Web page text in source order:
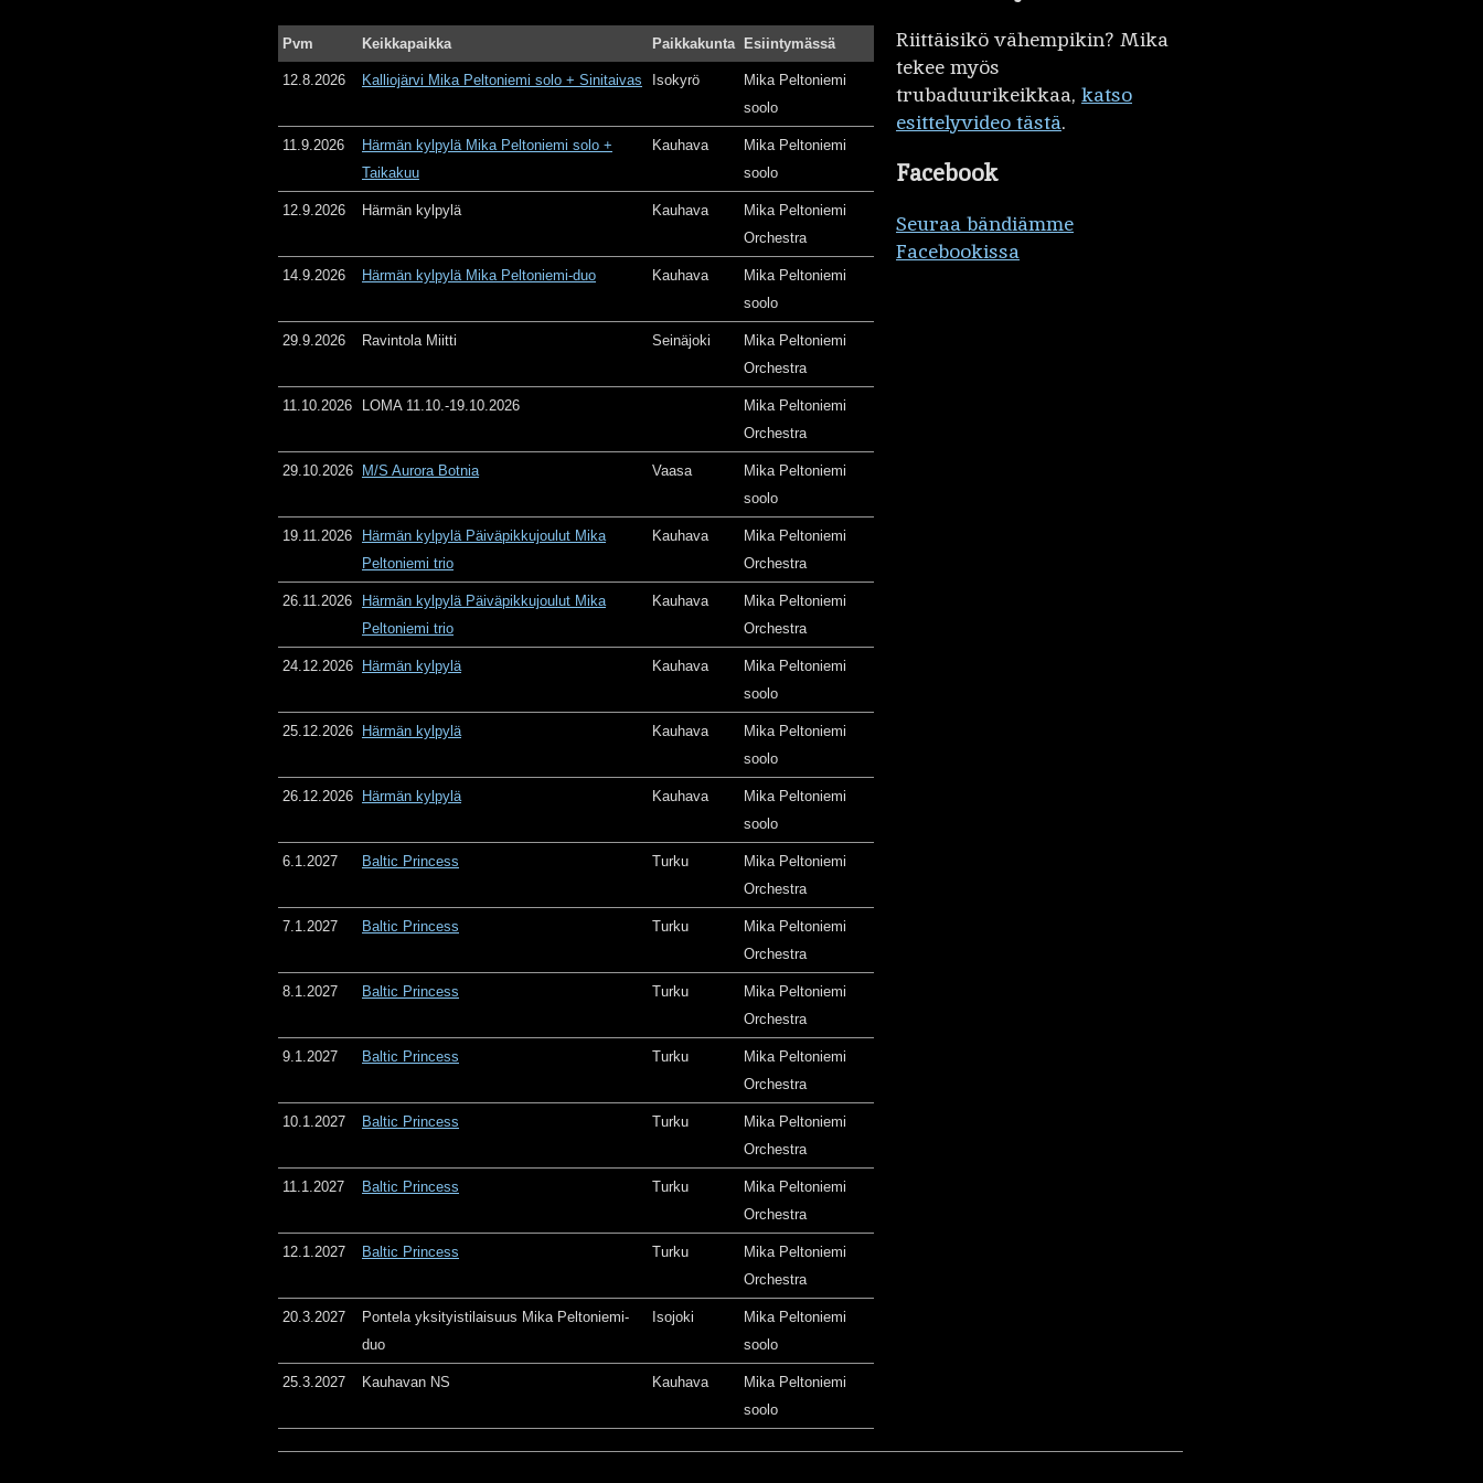
Pvm Keikkapaikka Paikkakunta Esiintymässä
12.8.2026 Kalliojärvi Mika Peltoniemi solo + Sinitaivas Isokyrö
Mika Peltoniemi
soolo
11.9.2026
Härmän kylpylä Mika Peltoniemi solo +
Taikakuu
Kauhava
Mika Peltoniemi
soolo
12.9.2026 Härmän kylpylä Kauhava
Mika Peltoniemi
Orchestra
14.9.2026 Härmän kylpylä Mika Peltoniemi-duo Kauhava
Mika Peltoniemi
soolo
29.9.2026 Ravintola Miitti Seinäjoki
Mika Peltoniemi
Orchestra
11.10.2026 LOMA 11.10.-19.10.2026
Mika Peltoniemi
Orchestra
29.10.2026 M/S Aurora Botnia Vaasa
Mika Peltoniemi
soolo
19.11.2026
Härmän kylpylä Päiväpikkujoulut Mika
Peltoniemi trio
Kauhava
Mika Peltoniemi
Orchestra
26.11.2026
Härmän kylpylä Päiväpikkujoulut Mika
Peltoniemi trio
Kauhava
Mika Peltoniemi
Orchestra
24.12.2026 Härmän kylpylä Kauhava
Mika Peltoniemi
soolo
25.12.2026 Härmän kylpylä Kauhava
Mika Peltoniemi
soolo
26.12.2026 Härmän kylpylä Kauhava
Mika Peltoniemi
soolo
6.1.2027 Baltic Princess Turku
Mika Peltoniemi
Orchestra
7.1.2027 Baltic Princess Turku
Mika Peltoniemi
Orchestra
8.1.2027 Baltic Princess Turku
Mika Peltoniemi
Orchestra
9.1.2027 Baltic Princess Turku
Mika Peltoniemi
Orchestra
10.1.2027 Baltic Princess Turku
Mika Peltoniemi
Orchestra
11.1.2027 Baltic Princess Turku
Mika Peltoniemi
Orchestra
12.1.2027 Baltic Princess Turku
Mika Peltoniemi
Orchestra
20.3.2027
Pontela yksityistilaisuus Mika Peltoniemi-
duo
Isojoki
Mika Peltoniemi
soolo
25.3.2027 Kauhavan NS Kauhava
Mika Peltoniemi
soolo
Riittäisikö vähempikin? Mika
tekee myös
trubaduurikeikkaa, katso
esittelyvideo tästä.
Facebook
Seuraa bändiämme
Facebookissa